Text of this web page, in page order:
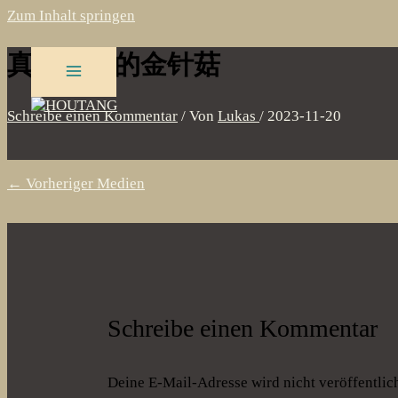
Zum Inhalt springen
真的金色的金针菇
Schreibe einen Kommentar / Von Lukas / 2023-11-20
← Vorheriger Medien
Schreibe einen Kommentar
Deine E-Mail-Adresse wird nicht